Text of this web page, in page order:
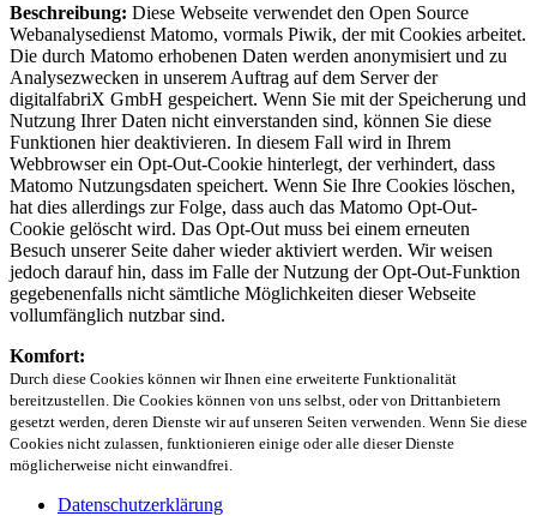
Beschreibung: Diese Webseite verwendet den Open Source
Webanalysedienst Matomo, vormals Piwik, der mit Cookies arbeitet.
Die durch Matomo erhobenen Daten werden anonymisiert und zu
Analysezwecken in unserem Auftrag auf dem Server der
digitalfabriX GmbH gespeichert. Wenn Sie mit der Speicherung und
Nutzung Ihrer Daten nicht einverstanden sind, können Sie diese
Funktionen hier deaktivieren. In diesem Fall wird in Ihrem
Webbrowser ein Opt-Out-Cookie hinterlegt, der verhindert, dass
Matomo Nutzungsdaten speichert. Wenn Sie Ihre Cookies löschen,
hat dies allerdings zur Folge, dass auch das Matomo Opt-Out-
Cookie gelöscht wird. Das Opt-Out muss bei einem erneuten
Besuch unserer Seite daher wieder aktiviert werden. Wir weisen
jedoch darauf hin, dass im Falle der Nutzung der Opt-Out-Funktion
gegebenenfalls nicht sämtliche Möglichkeiten dieser Webseite
vollumfänglich nutzbar sind.
Komfort:
Durch diese Cookies können wir Ihnen eine erweiterte Funktionalität
bereitzustellen. Die Cookies können von uns selbst, oder von Drittanbietern
gesetzt werden, deren Dienste wir auf unseren Seiten verwenden. Wenn Sie diese
Cookies nicht zulassen, funktionieren einige oder alle dieser Dienste
möglicherweise nicht einwandfrei.
Datenschutzerklärung